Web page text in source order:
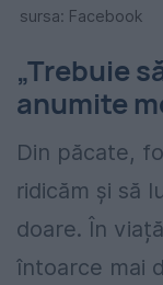
sursa: Facebook
„Trebuie
anumite
Din păcate,
ridicăm și să
doare. În
întoarce mai